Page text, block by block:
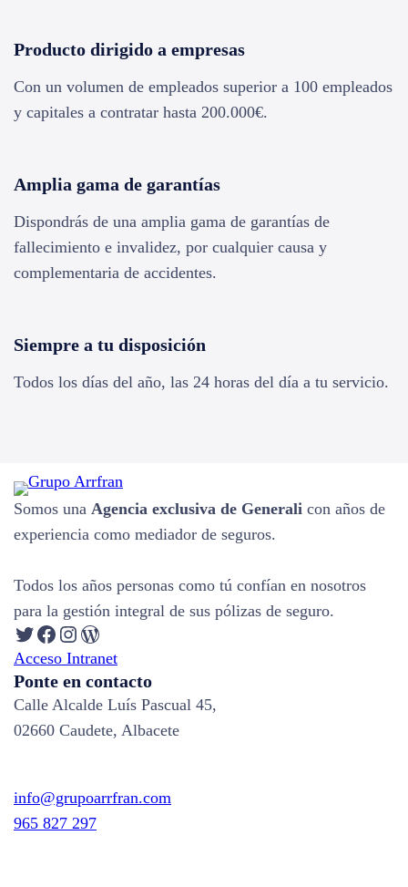
Producto dirigido a empresas
Con un volumen de empleados superior a 100 empleados
y capitales a contratar hasta 200.000€.
Amplia gama de garantías
Dispondrás de una amplia gama de garantías de
fallecimiento e invalidez, por cualquier causa y
complementaria de accidentes.
Siempre a tu disposición
Todos los días del año, las 24 horas del día a tu servicio.
Somos una Agencia exclusiva de Generali con años de
experiencia como mediador de seguros.
Todos los años personas como tú confían en nosotros
para la gestión integral de sus pólizas de seguro.
Twitter Facebook Instagram WordPress
Acceso Intranet
Ponte en contacto
Calle Alcalde Luís Pascual 45,
02660 Caudete, Albacete
info@grupoarrfran.com
965 827 297